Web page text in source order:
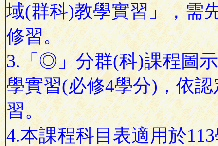
域(群科)教學實習」，需
修習。
3.「◎」分群(科)課程圖
學實習(必修4學分)，依
習。
4.本課程科目表適用於